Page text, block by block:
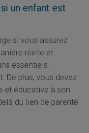
un enfant est
si vous assurez
réelle et
essentiels —
De plus, vous devez
et éducative à son
du lien de parenté